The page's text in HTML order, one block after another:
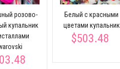
розово-
купальник
Белый с красными
цветами купальник
$503.48